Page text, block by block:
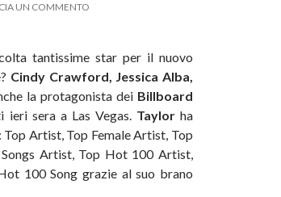
UN COMMENTO
tantissime star per il nuovo
Cindy Crawford, Jessica Alba,
la protagonista dei Billboard
ieri sera a Las Vegas. Taylorha
Artist, Top Female Artist, Top
Artist, Top Hot 100 Artist,
100 Song grazie al suo brano